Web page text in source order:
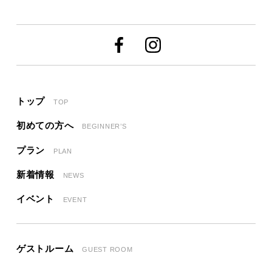
トップ TOP
初めての方へ BEGINNER’S
プラン PLAN
新着情報 NEWS
イベント EVENT
ゲストルーム GUEST ROOM